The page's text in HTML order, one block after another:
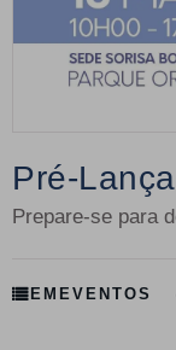
Pré-
Prepare-se para
EM EVENTOS